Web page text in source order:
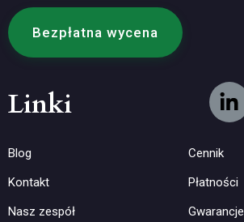
Bezpłatna wycena
Linki
Blog
Kontakt
Nasz zespół
Cennik
Płatności
Gwarancje